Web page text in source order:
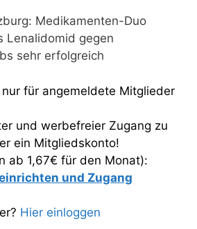
Medikamenten-Duo
Lenalidomid gegen
sehr erfolgreich
für angemeldete Mitglieder
und werbefreier Zugang zu
ein Mitgliedskonto!
ab 1,67€ für den Monat):
und Zugang
Hier einloggen